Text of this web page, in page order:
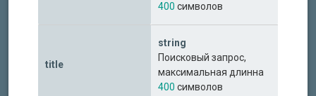
400 символов
title
string
Поисковый запрос,
максимальная длинна
400 символов